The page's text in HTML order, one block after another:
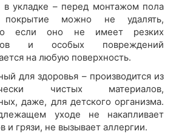
в укладке – перед монтажом пола
покрытие можно не удалять,
если оно не имеет резких
и особых повреждений
на любую поверхность.
для здоровья – производится из
чистых материалов,
даже, для детского организма.
уходе не накапливает
и грязи, не вызывает аллергии.